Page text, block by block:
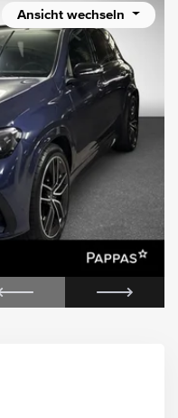
Ansicht wechseln